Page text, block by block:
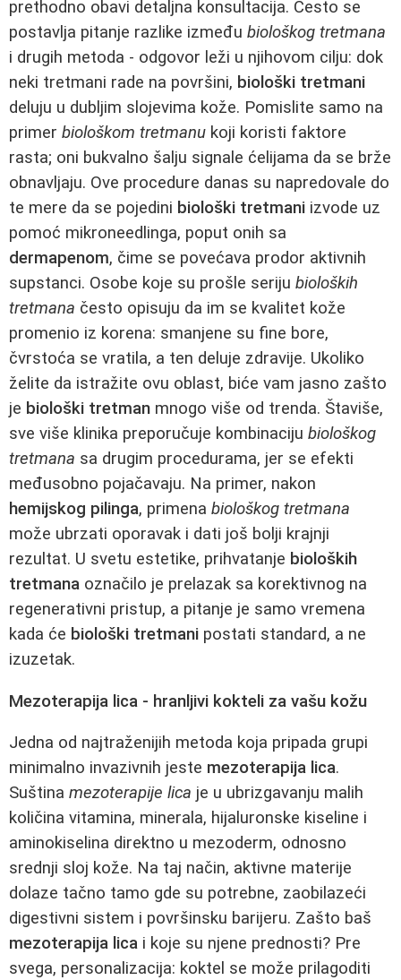
prethodno obavi detaljna konsultacija. Često se
postavlja pitanje razlike između biološkog tretmana
i drugih metoda - odgovor leži u njihovom cilju: dok
neki tretmani rade na površini, biološki tretmani
deluju u dubljim slojevima kože. Pomislite samo na
primer biološkom tretmanu koji koristi faktore
rasta; oni bukvalno šalju signale ćelijama da se brže
obnavljaju. Ove procedure danas su napredovale do
te mere da se pojedini biološki tretmani izvode uz
pomoć mikroneedlinga, poput onih sa
dermapenom, čime se povećava prodor aktivnih
supstanci. Osobe koje su prošle seriju bioloških
tretmana često opisuju da im se kvalitet kože
promenio iz korena: smanjene su fine bore,
čvrstoća se vratila, a ten deluje zdravije. Ukoliko
želite da istražite ovu oblast, biće vam jasno zašto
je biološki tretman mnogo više od trenda. Štaviše,
sve više klinika preporučuje kombinaciju biološkog
tretmana sa drugim procedurama, jer se efekti
međusobno pojačavaju. Na primer, nakon
hemijskog pilinga, primena biološkog tretmana
može ubrzati oporavak i dati još bolji krajnji
rezultat. U svetu estetike, prihvatanje bioloških
tretmana označilo je prelazak sa korektivnog na
regenerativni pristup, a pitanje je samo vremena
kada će biološki tretmani postati standard, a ne
izuzetak.
Mezoterapija lica - hranljivi kokteli za vašu kožu
Jedna od najtraženijih metoda koja pripada grupi
minimalno invazivnih jeste mezoterapija lica.
Suština mezoterapije lica je u ubrizgavanju malih
količina vitamina, minerala, hijaluronske kiseline i
aminokiselina direktno u mezoderm, odnosno
srednji sloj kože. Na taj način, aktivne materije
dolaze tačno tamo gde su potrebne, zaobilazeći
digestivni sistem i površinsku barijeru. Zašto baš
mezoterapija lica i koje su njene prednosti? Pre
svega, personalizacija: koktel se može prilagoditi